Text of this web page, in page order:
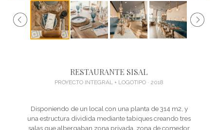
RESTAURANTE SISAL
PROYECTO INTEGRAL + LOGOTIPO · 2018
Disponiendo de un local con una planta de 314 m2, y
una estructura dividida mediante tabiques creando tres
salas que albergaban zona privada, zona de comedor